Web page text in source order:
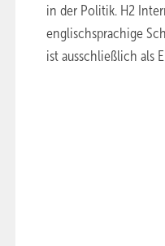
in der Politik. H2
englischsprachige
ist ausschließlich als